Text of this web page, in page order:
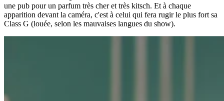
une pub pour un parfum très cher et très kitsch. Et à chaque
apparition devant la caméra, c'est à celui qui fera rugir le plus fort sa
Class G (louée, selon les mauvaises langues du show).